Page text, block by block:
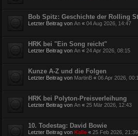
Bob Spitz: Geschichte der Rolling
Letzter Beitrag von An « 04 Aug 2026, 14:47
HRK bei "Ein Song reicht"
Letzter Beitrag von An « 24 Apr 2026, 08:15
Kunze A-Z und die Folgen
Letzter Beitrag von MartinB « 06 Apr 2026,
HRK bei Polyton-Preisverleihung
Letzter Beitrag von An « 25 Mär 2026, 12:43
10. Todestag: David Bowie
Letzter Beitrag von Kalle « 25 Feb 2026, 21:39